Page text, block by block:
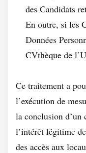
des Candidats
En outre, si les
Données
CVthèque de
Ce traitement a
l’exécution de
la conclusion d’un
l’intérêt légitime
des accès aux